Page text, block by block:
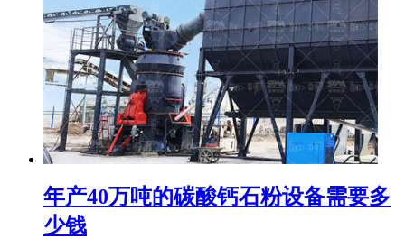
年产40万吨的碳酸钙石粉设备需要多
少钱